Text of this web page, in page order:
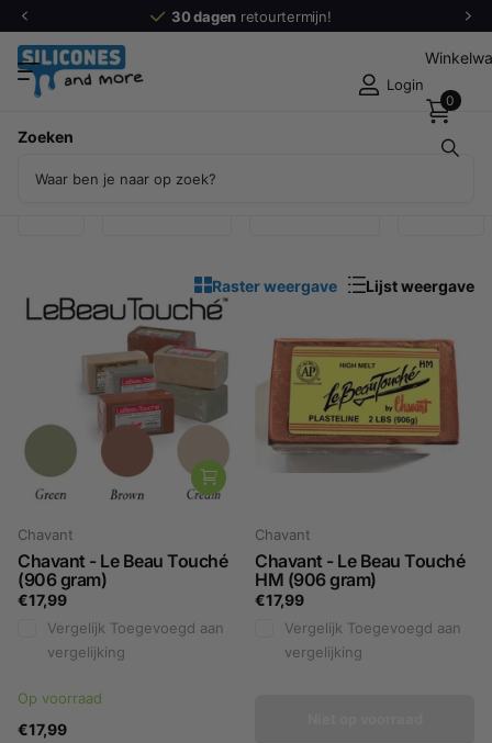
30 dagenretourtermijn!
Zoeken
Login
0
Producten (5)
Raster weergave Lijst weergave
Chavant
Chavant - Le Beau Touché
(906 gram)
€17,99
Vergelijk Toegevoegd aan
vergelijking
Op voorraad
€17,99
Chavant
Chavant - Le Beau Touché
HM (906 gram)
€17,99
Vergelijk Toegevoegd aan
vergelijking